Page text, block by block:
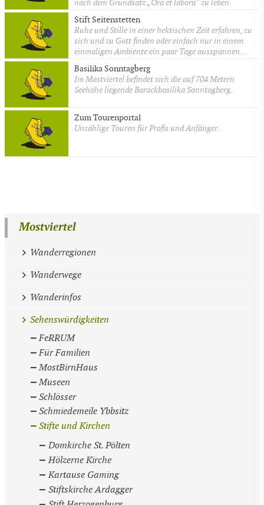
nach dem Grundsatz „Ora et labora“ zu leben
Stift Seitenstetten
Ruhe und Stille in einer hektischen Zeit erfahren, zu
sich und zu Gott finden oder einfach nur in einem
einmaligen Ambiente ein paar Tage ausspannen...
Basilika Sonntagberg
Im Mostviertel befindet sich die auf 704 Metern
Seehöhe liegende Barockbasilika Sonntagberg.
Zum Tourenportal
Unzählige Touren für Profis und Anfänger.
Mostviertel
Wanderregionen
Wanderwege
Wanderinfos
Sehenswürdigkeiten
FeRRUM
Für Familien
MostBirnHaus
Museen
Schlösser
Schmiedemeile Ybbsitz
Stifte und Kirchen
Domkirche St. Pölten
Hölzerne Kirche
Kartause Gaming
Stiftskirche Ardagger